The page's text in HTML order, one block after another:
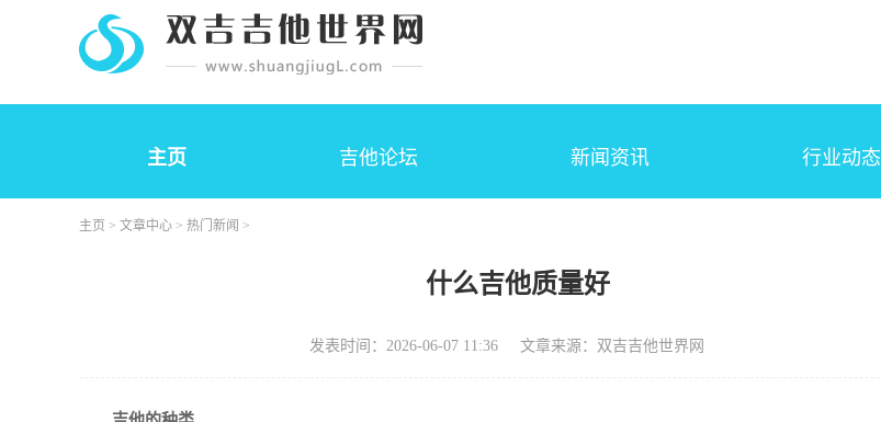
主页 吉他论坛 新闻资讯 行业动态
主页 > 文章中心 > 热门新闻 >
什么吉他质量好
发表时间：2026-06-07 11:36 文章来源：双吉吉他世界网